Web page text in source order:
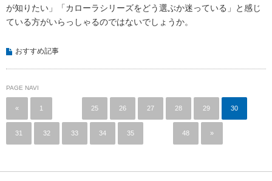
が知りたい」「カローラシリーズをどう選ぶか迷っている」と感じ
ている方がいらっしゃるのではないでしょうか。
おすすめ記事
PAGE NAVI
« 1 25 26 27 28 29 30
31 32 33 34 35 48 »